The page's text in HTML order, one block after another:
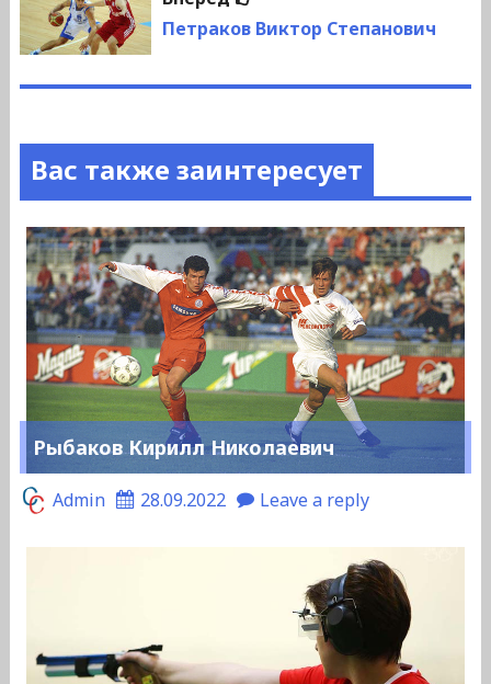
запись:
Петраков Виктор Степанович
Вас также заинтересует
Рыбаков Кирилл Николаевич
Admin 28.09.2022 Leave a reply